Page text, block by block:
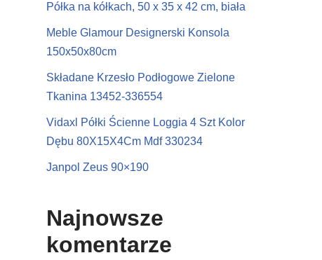
Półka na kółkach, 50 x 35 x 42 cm, biała
Meble Glamour Designerski Konsola
150x50x80cm
Składane Krzesło Podłogowe Zielone
Tkanina 13452-336554
Vidaxl Półki Ścienne Loggia 4 Szt Kolor
Dębu 80X15X4Cm Mdf 330234
Janpol Zeus 90×190
Najnowsze
komentarze